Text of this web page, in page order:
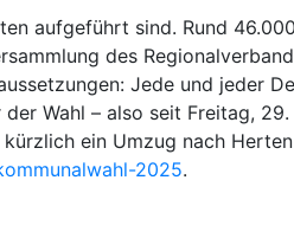
aufgeführt sind. Rund
des
Jede und jeder
Wahl – also seit Freitag,
ein Umzug nach
2025.